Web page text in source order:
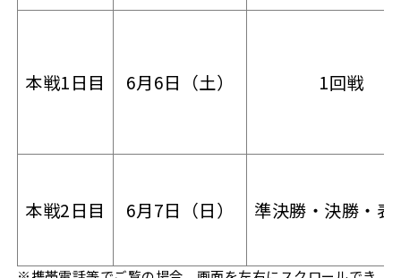
本戦1日目 6月6日（土） 1回戦
本戦2日目 6月7日（日） 準決勝・決勝・表